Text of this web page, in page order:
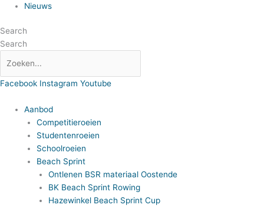
Nieuws
Search
Search
Facebook Instagram Youtube
Aanbod
Competitieroeien
Studentenroeien
Schoolroeien
Beach Sprint
Ontlenen BSR materiaal Oostende
BK Beach Sprint Rowing
Hazewinkel Beach Sprint Cup